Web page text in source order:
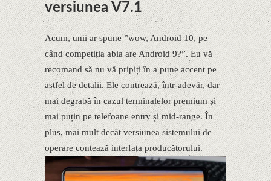
versiunea V7.1
Acum, unii ar spune ”wow, Android 10, pe
când competiția abia are Android 9?”. Eu vă
recomand să nu vă pripiți în a pune accent pe
astfel de detalii. Ele contrează, într-adevăr, dar
mai degrabă în cazul terminalelor premium și
mai puțin pe telefoane entry și mid-range. În
plus, mai mult decât versiunea sistemului de
operare contează interfața producătorului.